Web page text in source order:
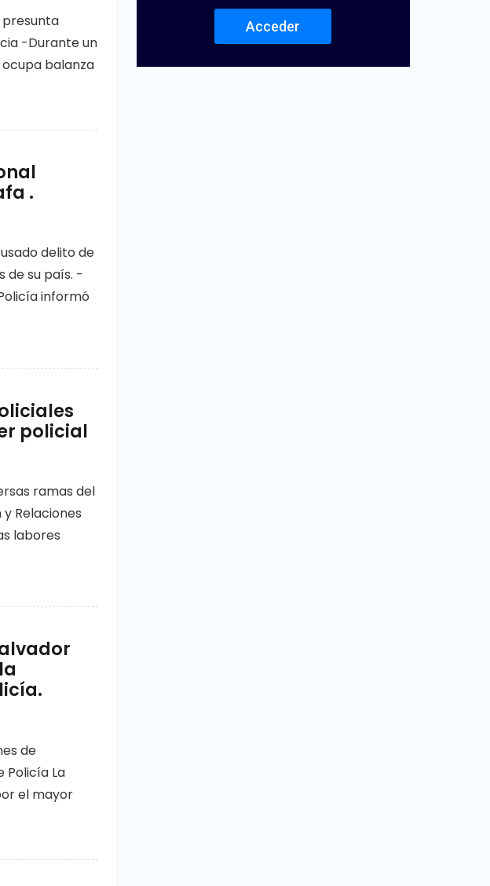
presunta
-Durante un
balanza
.
delito de
de su país. -
informó
policial
ramas del
Relaciones
labores
de
Policía La
el mayor
Acceder